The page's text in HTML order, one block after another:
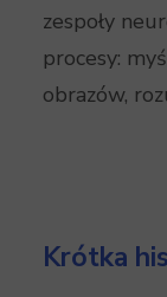
zespoły
procesy:
obrazów,
Krótka